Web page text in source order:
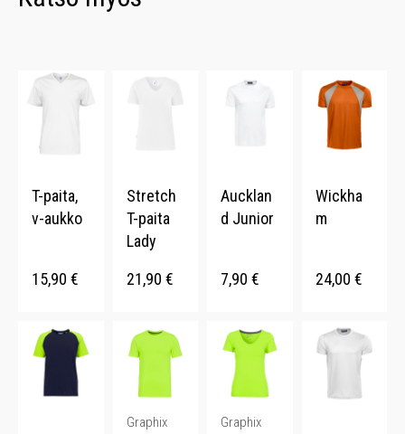
T-paita,
v-aukko
15,90 €
Stretch
T-paita
Lady
21,90 €
Aucklan
d Junior
7,90 €
Wickha
m
24,00 €
Graphix Graphix